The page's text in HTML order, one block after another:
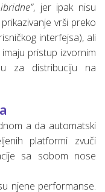
, jer ipak nisu
vrši preko
interfejsa), ali
pristup izvornim
za distribuciju na
a da automatski
platformi zvuči
sa sobom nose
njene performanse.